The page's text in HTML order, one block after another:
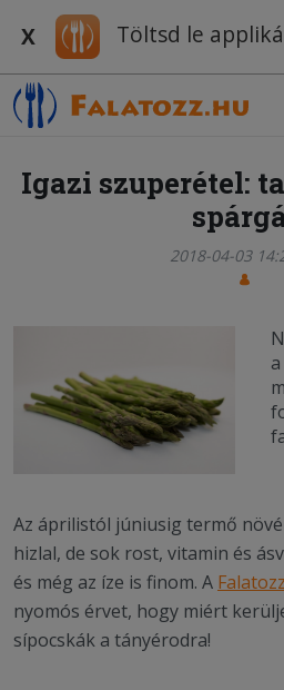
X Töltsd le
Igazi szuperétel:
2018-04-03
Az áprilistól júniusig termő
hizlal, de sok rost, vitamin és
és még az íze is finom. A
nyomós érvet, hogy miért
sípocskák a tányérodra!